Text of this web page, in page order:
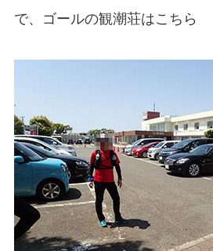
で、ゴールの観潮荘はこちら